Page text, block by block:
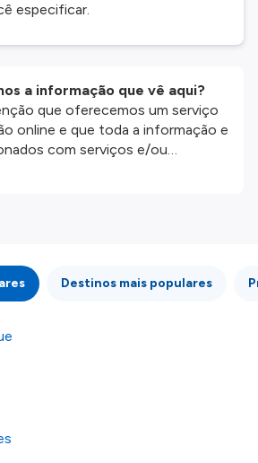
especificar.
a informação que vê aqui?
que oferecemos um serviço
online e que toda a informação e
com serviços e/ou
no nosso website são
pela precisão da informação
isso verifique com atenção todas
website do parceiro antes de
Para mais detalhes verifique
e Condições
Destinos mais populares